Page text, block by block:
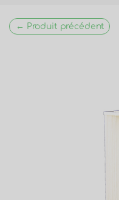
← Produit précédent